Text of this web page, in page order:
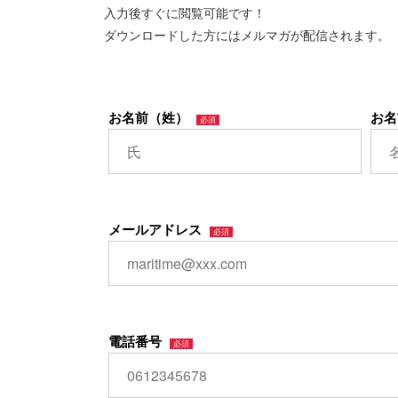
入力後すぐに閲覧可能です！
ダウンロードした方にはメルマガが配信されます。
お名前（姓） お
メールアドレス
電話番号